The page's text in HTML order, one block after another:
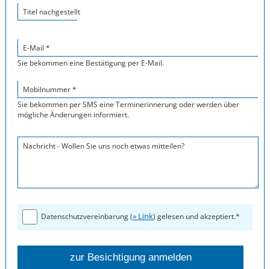
Titel nachgestellt
E-Mail *
Sie bekommen eine Bestätigung per E-Mail.
Mobilnummer *
Sie bekommen per SMS eine Terminerinnerung oder werden über
mögliche Änderungen informiert.
Nachricht - Wollen Sie uns noch etwas mitteilen?
Datenschutzvereinbarung (» Link) gelesen und akzeptiert.*